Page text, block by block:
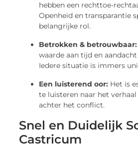
hebben een rechttoe-
Openheid en transparantie
belangrijke rol.
Betrokken & betrouwbaar:
waarde aan tijd en
Iedere situatie is immers
Een luisterend oor: Het is
te luisteren naar het
achter het conflict.
Snel en Duidelijk
Castricum